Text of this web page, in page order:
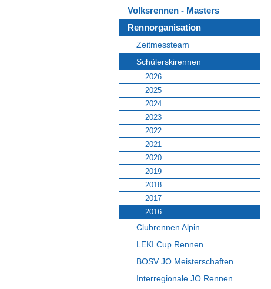
Volksrennen - Masters
Rennorganisation
Zeitmessteam
Schülerskirennen
2026
2025
2024
2023
2022
2021
2020
2019
2018
2017
2016
Clubrennen Alpin
LEKI Cup Rennen
BOSV JO Meisterschaften
Interregionale JO Rennen